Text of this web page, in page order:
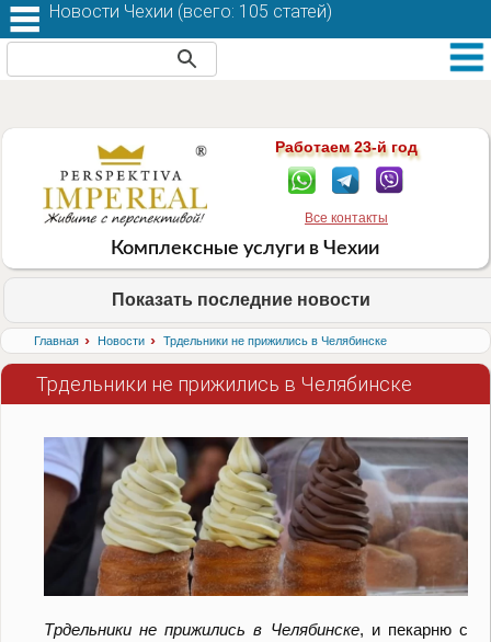
Работаем 23-й год
Все контакты
Комплексные услуги в Чехии
Показать последние новости
Главная › Новости › Трдельники не прижились в Челябинске
Трдельники не прижились в Челябинске
Трдельники не прижились в Челябинске, и пекарню с
Новости Чехии (всего: 105 статей)